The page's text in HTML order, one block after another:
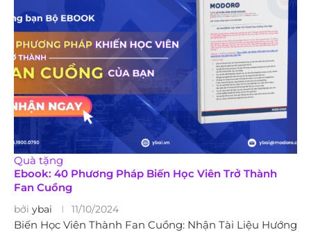
Quà tặng
Ebook: 40 Phương Pháp Biến Học Viên Trở Thành
Fan Cuồng
bởi ybai 11/10/2024
Biến Học Viên Thành Fan Cuồng: Nhận Tài Liệu Hướng